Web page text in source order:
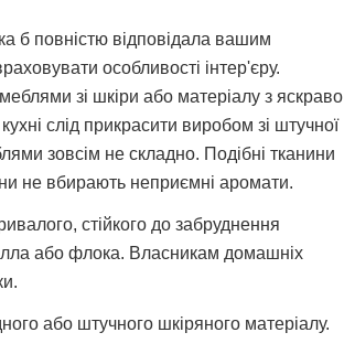
б повністю відповідала вашим
особливості інтер'єру.
зі шкіри або матеріалу з яскраво
слід прикрасити виробом зі штучної
зовсім не складно. Подібні тканини
не вбирають неприємні аромати.
стійкого до забруднення
або флока. Власникам домашніх
або штучного шкіряного матеріалу.